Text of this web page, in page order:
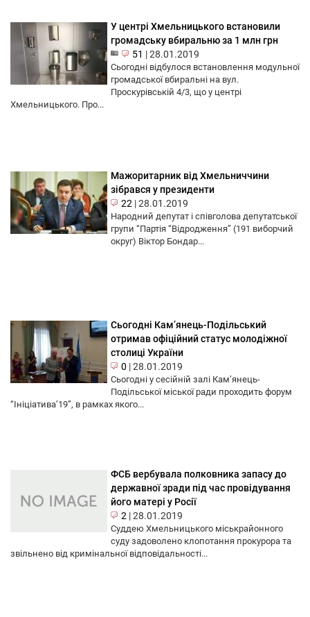
У центрі Хмельницького встановили
громадську вбиральню за 1 млн грн
51 |28.01.2019
Сьогодні відбулося встановлення модульної
громадської вбиральні на вул.
Проскурівській 4/3, що у центрі
Хмельницького. Про...
Мажоритарник від Хмельниччини
зібрався у президенти
22 |28.01.2019
Народний депутат і співголова депутатської
групи “Партія “Відродження” (191 виборчий
округ) Віктор Бондар...
Сьогодні Кам’янець-Подільський
отримав офіційний статус молодіжної
столиці України
0 |28.01.2019
Сьогодні у сесійній залі Кам’янець-
Подільської міської ради проходить форум
“Ініціатива’19”, в рамках якого...
ФСБ вербувала полковника запасу до
державної зради під час провідування
його матері у Росії
2 |28.01.2019
Суддею Хмельницького міськрайонного
суду задоволено клопотання прокурора та
звільнено від кримінальної відповідальності...